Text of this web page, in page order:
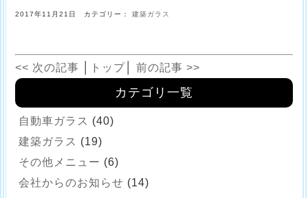
2017年11月21日 カテゴリー：建築ガラス
<< 次の記事 トップ │前の記事 >>
カテゴリ一覧
自動車ガラス (40)
建築ガラス (19)
その他メニュー (6)
会社からのお知らせ (14)